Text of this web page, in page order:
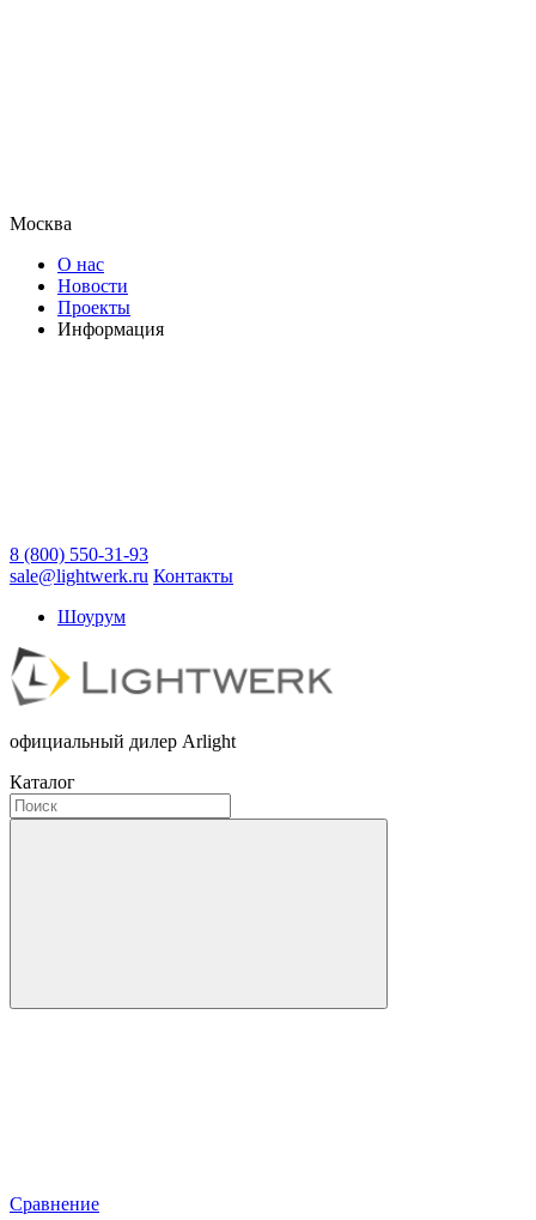
Москва
О нас
Новости
Проекты
Информация
8 (800) 550-31-93
sale@lightwerk.ru Контакты
Шоурум
официальный дилер Arlight
Каталог
Сравнение